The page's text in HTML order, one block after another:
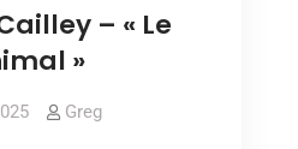
– « Le
»
Greg